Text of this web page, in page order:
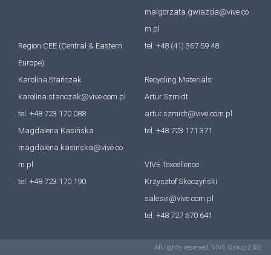
Region CEE (Central & Eastern
Europe):
Karolina Stańczak
karolina.stanczak@vive.com.pl
tel. +48 723 170 088
Magdalena Kasińska
magdalena.kasinska@vive.co
m.pl
tel. +48 723 170 190
malgorzata.gwiazda@vive.co
m.pl
tel. +48 (41) 367 59 48
Recycling Materials:
Artur Szmidt
artur.szmidt@vive.com.pl
tel. +48 723 171 371
VIVE Texcellence
Krzysztof Skoczyński
salesvi@vive.com.pl
tel. +48 727 670 641
All rights reserved. VIVE Group 2022